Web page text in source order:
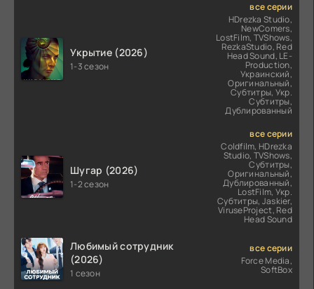
Укрытие (2026)
1-3 сезон
все серии
HDrezka Studio,
NewComers,
LostFilm, TVShows,
RezkaStudio, Red
Head Sound, LE-
Production,
Украинский,
Оригинальный,
Субтитры, Укр.
Субтитры,
Дублированный
Шугар (2026)
1-2 сезон
все серии
Coldfilm, HDrezka
Studio, TVShows,
Субтитры,
Оригинальный,
Дублированный,
LostFilm, Укр.
Субтитры, Jaskier,
ViruseProject, Red
Head Sound
Любимый сотрудник
(2026)
1 сезон
все серии
Force Media,
SoftBox